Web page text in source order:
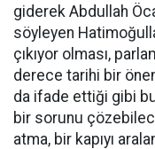
giderek Abdullah
söyleyen
çıkıyor olması,
derece tarihi bir
da ifade ettiği gibi
bir sorunu
atma, bir kapıyı